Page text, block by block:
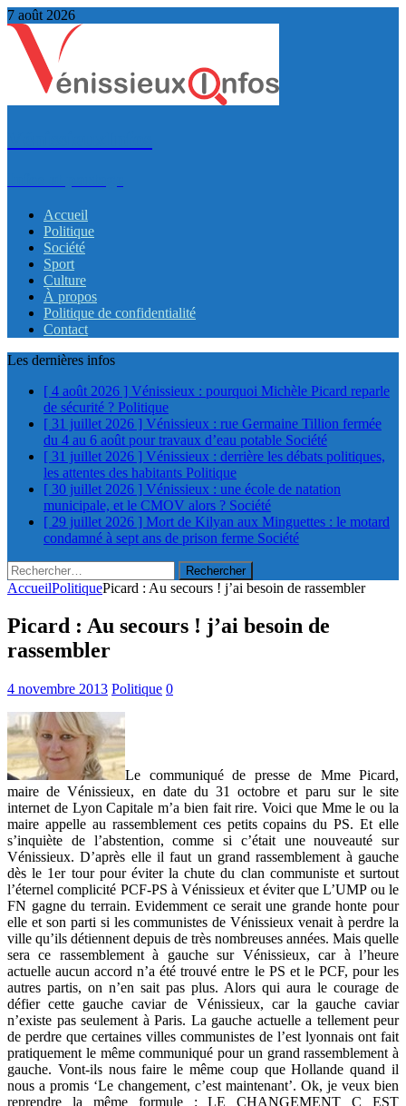
7 août 2026
Accueil
Politique
Société
Sport
Culture
À propos
Politique de confidentialité
Contact
Les dernières infos
[ 4 août 2026 ] Vénissieux : pourquoi Michèle Picard reparle
de sécurité ? Politique
[ 31 juillet 2026 ] Vénissieux : rue Germaine Tillion fermée
du 4 au 6 août pour travaux d’eau potable Société
[ 31 juillet 2026 ] Vénissieux : derrière les débats politiques,
les attentes des habitants Politique
[ 30 juillet 2026 ] Vénissieux : une école de natation
municipale, et le CMOV alors ? Société
[ 29 juillet 2026 ] Mort de Kilyan aux Minguettes : le motard
condamné à sept ans de prison ferme Société
Rechercher :
AccueilPolitiquePicard : Au secours ! j’ai besoin de rassembler
Picard : Au secours ! j’ai besoin de
rassembler
4 novembre 2013 Politique 0
Le communiqué de presse de Mme Picard,
maire de Vénissieux, en date du 31 octobre et paru sur le site
internet de Lyon Capitale m’a bien fait rire. Voici que Mme le ou la
maire appelle au rassemblement ces petits copains du PS. Et elle
s’inquiète de l’abstention, comme si c’était une nouveauté sur
Vénissieux. D’après elle il faut un grand rassemblement à gauche
dès le 1er tour pour éviter la chute du clan communiste et surtout
l’éternel complicité PCF-PS à Vénissieux et éviter que L’UMP ou le
FN gagne du terrain. Evidemment ce serait une grande honte pour
elle et son parti si les communistes de Vénissieux venait à perdre la
ville qu’ils détiennent depuis de très nombreuses années. Mais quelle
sera ce rassemblement à gauche sur Vénissieux, car à l’heure
actuelle aucun accord n’a été trouvé entre le PS et le PCF, pour les
autres partis, on n’en sait pas plus. Alors qui aura le courage de
défier cette gauche caviar de Vénissieux, car la gauche caviar
n’existe pas seulement à Paris. La gauche actuelle a tellement peur
de perdre que certaines villes communistes de l’est lyonnais ont fait
pratiquement le même communiqué pour un grand rassemblement à
gauche. Vont-ils nous faire le même coup que Hollande quand il
nous a promis ‘Le changement, c’est maintenant’. Ok, je veux bien
reprendre la même formule : LE CHANGEMENT C EST